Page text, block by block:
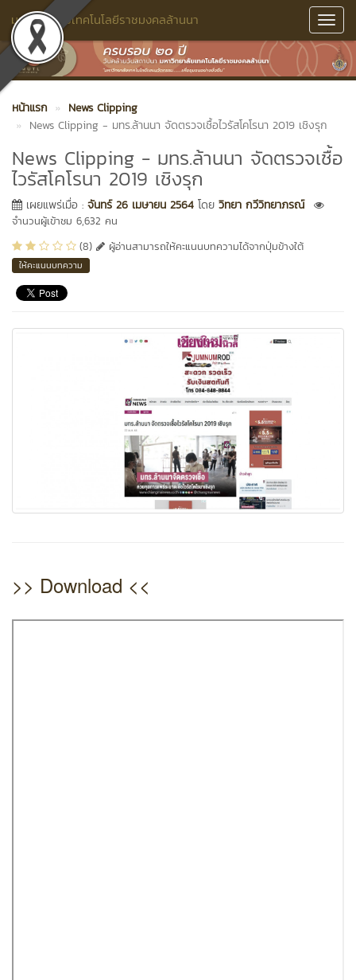
มหาวิทยาลัยเทคโนโลยีราชมงคลล้านนา
หน้าแรก
News Clipping
News Clipping - มทร.ล้านนา จัดตรวจเชื้อไวรัสโคโรนา 2019 เชิงรุก
News Clipping - มทร.ล้านนา จัดตรวจเชื้อ
ไวรัสโคโรนา 2019 เชิงรุก
เผยแพร่เมื่อ : จันทร์ 26 เมษายน 2564 โดย วิทยา กวีวิทยาภรณ์
จำนวนผู้เข้าชม 6,632 คน
(8)
ผู้อ่านสามารถให้คะแนนบทความได้จากปุ่มข้างใต้
ให้คะแนนบทความ
>> Download <<